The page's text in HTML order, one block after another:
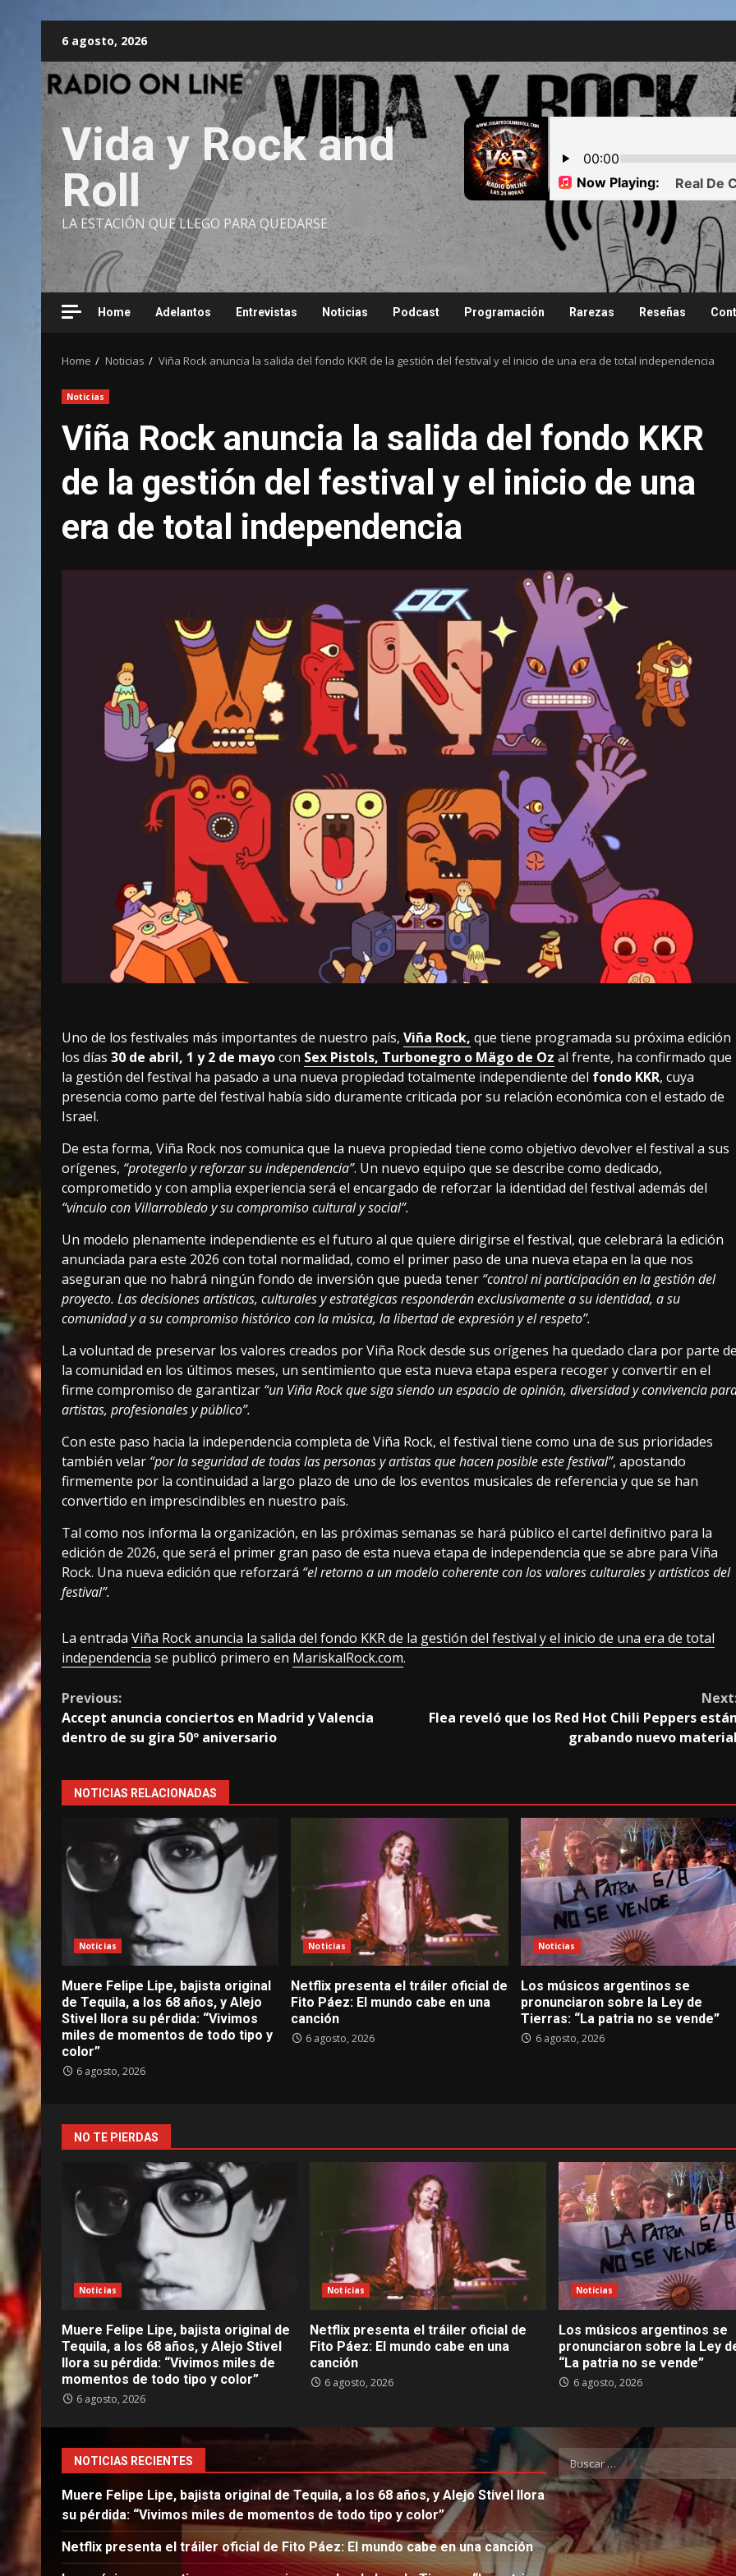
content
6 agosto, 2026
Vida y Rock and
Roll
LA ESTACIÓN QUE LLEGO PARA QUEDARSE
Home Adelantos Entrevistas Noticias Podcast Programación Rarezas Reseñas
Home Noticias Viña Rock anuncia la salida del fondo KKR de la gestión del festival y el inicio de una era de total independencia
Noticias
Viña Rock anuncia la salida del fondo KKR
de la gestión del festival y el inicio de una
era de total independencia
Uno de los festivales más importantes de nuestro país, Viña Rock, que tiene programada su próxima edición
los días 30 de abril, 1 y 2 de mayocon Sex Pistols, Turbonegro o Mägo de Oz al frente, ha confirmado que
la gestión del festival ha pasado a una nueva propiedad totalmente independiente del fondo KKR, cuya
presencia como parte del festival había sido duramente criticada por su relación económica con el estado de
Israel.
De esta forma, Viña Rock nos comunica que la nueva propiedad tiene como objetivo devolver el festival a sus
orígenes, “protegerlo y reforzar su independencia”. Un nuevo equipo que se describe como dedicado,
comprometido y con amplia experiencia será el encargado de reforzar la identidad del festival además del
“vínculo con Villarrobledo y su compromiso cultural y social”.
Un modelo plenamente independiente es el futuro al que quiere dirigirse el festival, que celebrará la edición
anunciada para este 2026 con total normalidad, como el primer paso de una nueva etapa en la que nos
aseguran que no habrá ningún fondo de inversión que pueda tener “control ni participación en la gestión del
proyecto. Las decisiones artísticas, culturales y estratégicas responderán exclusivamente a su identidad, a su
comunidad y a su compromiso histórico con la música, la libertad de expresión y el respeto”.
La voluntad de preservar los valores creados por Viña Rock desde sus orígenes ha quedado clara por parte
la comunidad en los últimos meses, un sentimiento que esta nueva etapa espera recoger y convertir en el
firme compromiso de garantizar “un Viña Rock que siga siendo un espacio de opinión, diversidad y convivencia
artistas, profesionales y público”.
Con este paso hacia la independencia completa de Viña Rock, el festival tiene como una de sus prioridades
también velar “por la seguridad de todas las personas y artistas que hacen posible este festival”, apostando
firmemente por la continuidad a largo plazo de uno de los eventos musicales de referencia y que se han
convertido en imprescindibles en nuestro país.
Tal como nos informa la organización, en las próximas semanas se hará público el cartel definitivo para la
edición de 2026, que será el primer gran paso de esta nueva etapa de independencia que se abre para Viña
Rock. Una nueva edición que reforzará “el retorno a un modelo coherente con los valores culturales y artísticos del
festival”.
La entrada Viña Rock anuncia la salida del fondo KKR de la gestión del festival y el inicio de una era de total
independencia se publicó primero en MariskalRock.com.
Continue
Reading
Previous:
Accept anuncia conciertos en Madrid y Valencia
dentro de su gira 50º aniversario
Flea reveló que los Red Hot Chili Peppers
grabando nuevo
NOTICIAS RELACIONADAS
Noticias
Muere Felipe Lipe, bajista original
de Tequila, a los 68 años, y Alejo
Stivel llora su pérdida: “Vivimos
miles de momentos de todo tipo y
color”
6 agosto, 2026
Noticias
Netflix presenta el tráiler oficial de
Fito Páez: El mundo cabe en una
canción
6 agosto, 2026
Noticias
Los músicos argentinos se
pronunciaron sobre la Ley de
Tierras: “La patria no se vende”
6 agosto, 2026
NO TE PIERDAS
Noticias
Muere Felipe Lipe, bajista original de
Tequila, a los 68 años, y Alejo Stivel
llora su pérdida: “Vivimos miles de
momentos de todo tipo y color”
6 agosto, 2026
Noticias
Netflix presenta el tráiler oficial de
Fito Páez: El mundo cabe en una
canción
6 agosto, 2026
Noticias
Los músicos argentinos se
pronunciaron sobre la Ley
“La patria no se vende”
6 agosto, 2026
NOTICIAS RECIENTES
Muere Felipe Lipe, bajista original de Tequila, a los 68 años, y Alejo Stivel llora
su pérdida: “Vivimos miles de momentos de todo tipo y color”
Netflix presenta el tráiler oficial de Fito Páez: El mundo cabe en una canción
Buscar: